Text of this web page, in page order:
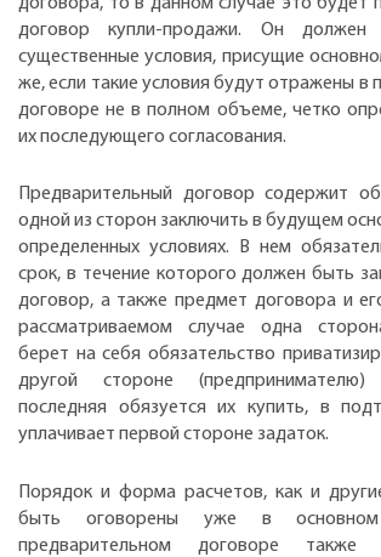
договор купли-продажи. Он должен
существенные условия, присущие
же, если такие условия будут отражены в
договоре не в полном объеме, четко
их последующего согласования.
Предварительный договор содержит
одной из сторон заключить в будущем
определенных условиях. В нем
срок, в течение которого должен быть
договор, а также предмет договора и
рассматриваемом случае одна
берет на себя обязательство
другой стороне
последняя обязуется их купить, в
уплачивает первой стороне задаток.
Порядок и форма расчетов, как и
быть оговорены уже в
предварительном договоре также